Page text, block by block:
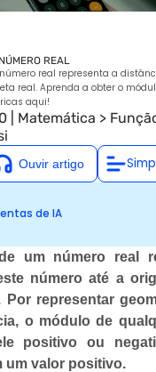
REAL
real representa a
real. Aprenda a obter o
aqui!
Matemática >
de IA
um número real
número até a
Por representar
o módulo de
positivo ou
um valor positivo.